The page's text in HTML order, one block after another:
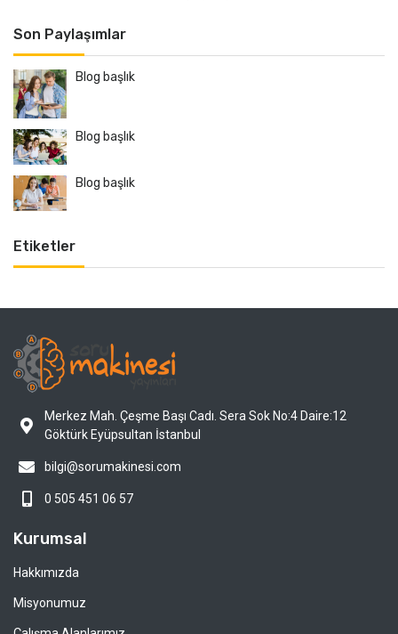
Son Paylaşımlar
Blog başlık
Blog başlık
Blog başlık
Etiketler
Merkez Mah. Çeşme Başı Cadı. Sera Sok No:4 Daire:12
Göktürk Eyüpsultan İstanbul
bilgi@sorumakinesi.com
0 505 451 06 57
Kurumsal
Hakkımızda
Misyonumuz